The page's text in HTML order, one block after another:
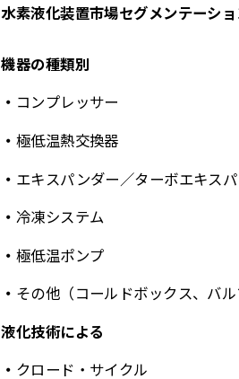
水素液化装置市場セグメンテーシ
機器の種類別
コンプレッサー
極低温熱交換器
エキスパンダー／ターボエキス
冷凍システム
極低温ポンプ
その他（コールドボックス、バル
液化技術による
クロード・サイクル